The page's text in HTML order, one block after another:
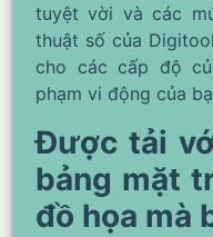
tuyệt vời và các
thuật số của
cho các cấp độ
phạm vi động của
Được tải
bảng mặt
đồ họa mà